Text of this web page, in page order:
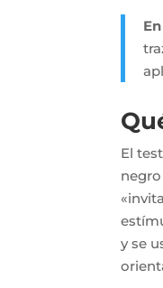
El
y se